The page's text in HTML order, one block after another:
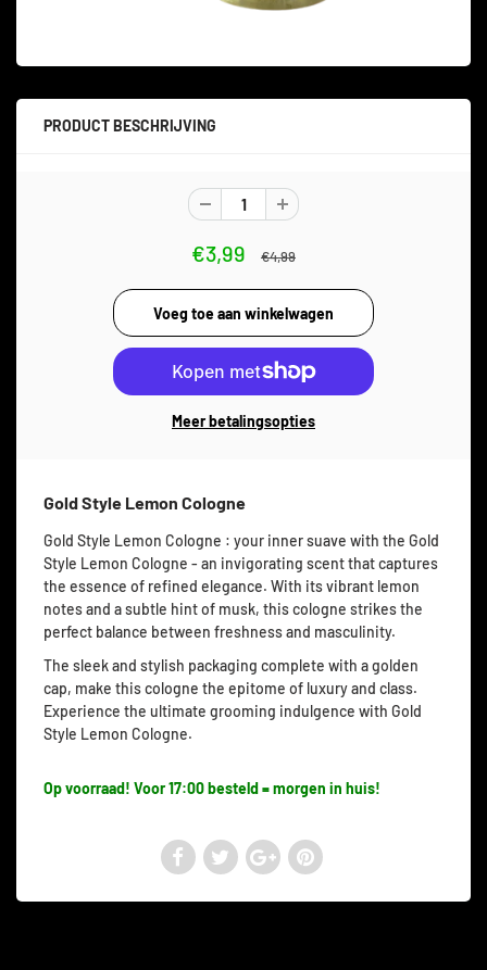
PRODUCT BESCHRIJVING
€3,99 €4,99
Meer betalingsopties
Gold Style Lemon Cologne
Gold Style Lemon Cologne : your inner suave with the Gold
Style Lemon Cologne - an invigorating scent that captures
the essence of refined elegance. With its vibrant lemon
notes and a subtle hint of musk, this cologne strikes the
perfect balance between freshness and masculinity.
The sleek and stylish packaging complete with a golden
cap, make this cologne the epitome of luxury and class.
Experience the ultimate grooming indulgence with Gold
Style Lemon Cologne.
Op voorraad! Voor 17:00 besteld = morgen in huis!